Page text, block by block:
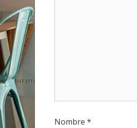
Nombre *